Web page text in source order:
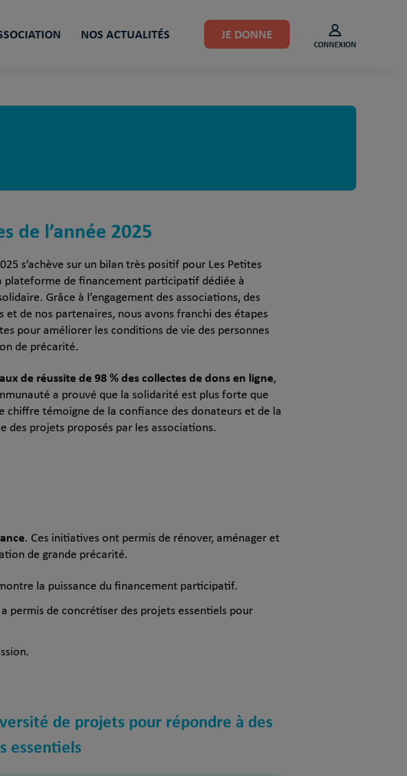
NOS ACTUALITÉS JE DONNE
CONNEXION
de l’année 2025
s’achève sur un bilan très positif pour Les Petites
plateforme de financement participatif dédiée à
Grâce à l’engagement des associations, des
et de nos partenaires, nous avons franchi des étapes
pour améliorer les conditions de vie des personnes
de précarité.
de réussite de 98 % des collectes de dons en ligne,
a prouvé que la solidarité est plus forte que
chiffre témoigne de la confiance des donateurs et de la
des projets proposés par les associations.
. Ces initiatives ont permis de rénover, aménager et
de grande précarité.
la puissance du financement participatif.
permis de concrétiser des projets essentiels pour
de projets pour répondre à des
essentiels